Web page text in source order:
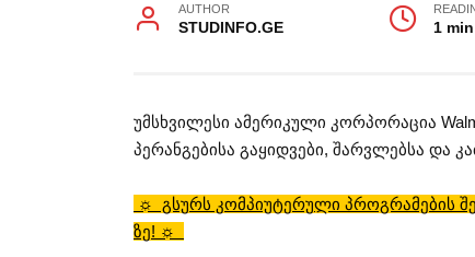
AUTHOR
STUDINFO.GE 1 min
უმსხვილესი ამერიკული კორპორაცია
პერანგებისა გაყიდვები, შარვლებსა და
☼ გსურს კომპიუტერული პროგრამების
ზე! ☼